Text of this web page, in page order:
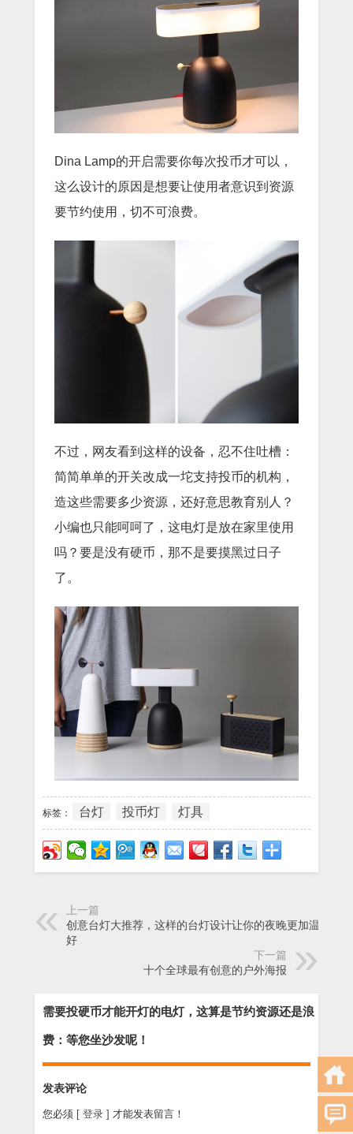
Dina Lamp的开启需要你每次投币才可以，
这么设计的原因是想要让使用者意识到资源
要节约使用，切不可浪费。
不过，网友看到这样的设备，忍不住吐槽：
简简单单的开关改成一坨支持投币的机构，
造这些需要多少资源，还好意思教育别人？
小编也只能呵呵了，这电灯是放在家里使用
吗？要是没有硬币，那不是要摸黑过日子
了。
标签： 台灯 投币灯 灯具
上一篇
创意台灯大推荐，这样的台灯设计让你的夜晚更加温馨美
好
下一篇
十个全球最有创意的户外海报
需要投硬币才能开灯的电灯，这算是节约资源还是浪
费：等您坐沙发呢！
发表评论
您必须 [ 登录 ] 才能发表留言！